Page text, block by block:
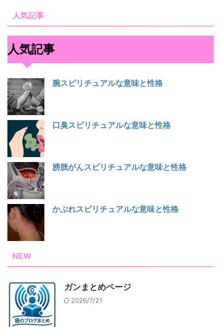
人気記事
人気記事
腕スピリチュアルな意味と性格
口臭スピリチュアルな意味と性格
膀胱がんスピリチュアルな意味と性格
かぶれスピリチュアルな意味と性格
NEW
ガンまとめページ
2026/7/21